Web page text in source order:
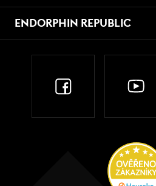
ENDORPHIN REPUBLIC